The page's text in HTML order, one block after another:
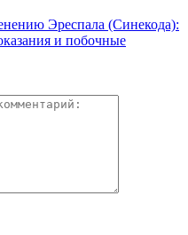
Эреспала (Синекода):
и побочные